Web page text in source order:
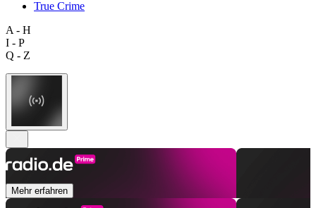
True Crime
A - H
I - P
Q - Z
Mehr erfahren